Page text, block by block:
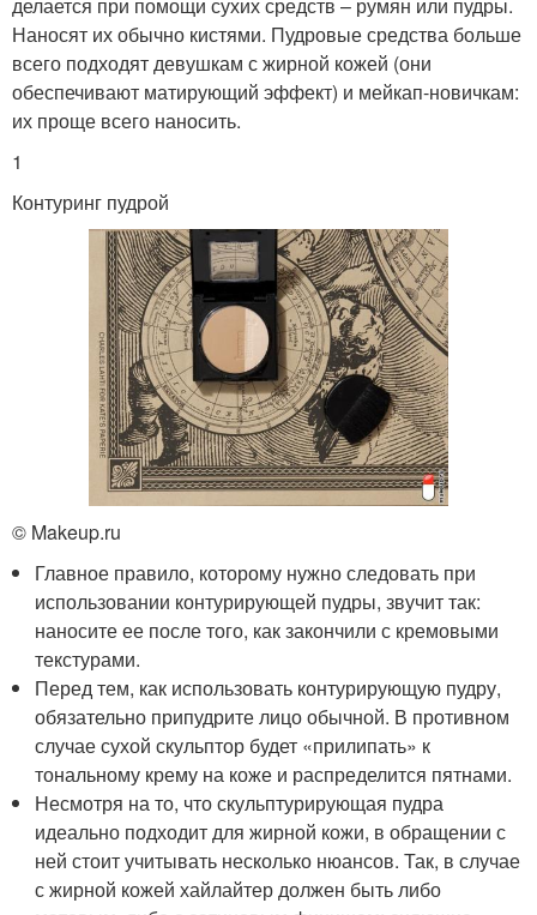
делается при помощи сухих средств – румян или пудры.
Наносят их обычно кистями. Пудровые средства больше
всего подходят девушкам с жирной кожей (они
обеспечивают матирующий эффект) и мейкап-новичкам:
их проще всего наносить.
1
Контуринг пудрой
© Makeup.ru
Главное правило, которому нужно следовать при
использовании контурирующей пудры, звучит так:
наносите ее после того, как закончили с кремовыми
текстурами.
Перед тем, как использовать контурирующую пудру,
обязательно припудрите лицо обычной. В противном
случае сухой скульптор будет «прилипать» к
тональному крему на коже и распределится пятнами.
Несмотря на то, что скульптурирующая пудра
идеально подходит для жирной кожи, в обращении с
ней стоит учитывать несколько нюансов. Так, в случае
с жирной кожей хайлайтер должен быть либо